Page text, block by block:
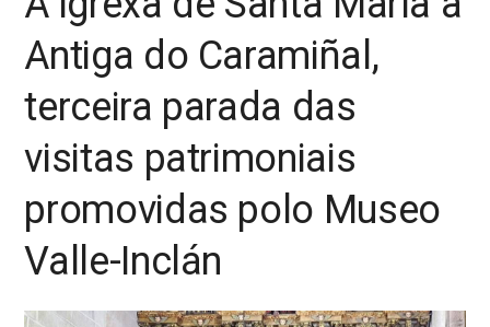
Antiga do Caramiñal,
terceira parada das
visitas patrimoniais
promovidas polo Museo
Valle-Inclán